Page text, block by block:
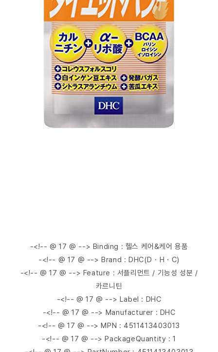
-<!-- @ 17 @ --> Binding : 헬스 케어&케어 용품
-<!-- @ 17 @ --> Brand : DHC(D・H・C)
-<!-- @ 17 @ --> Feature : 서플리먼트 / 기능성 성분 /
카르니틴
-<!-- @ 17 @ --> Label : DHC
-<!-- @ 17 @ --> Manufacturer : DHC
-<!-- @ 17 @ --> MPN : 4511413403013
-<!-- @ 17 @ --> PackageQuantity : 1